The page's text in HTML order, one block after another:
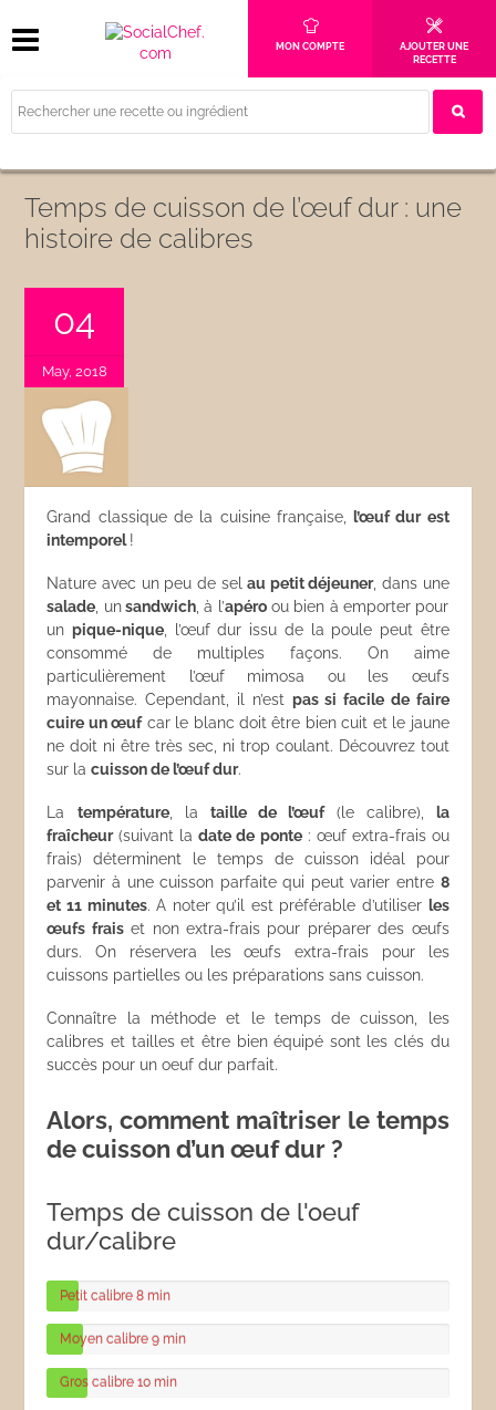
MON COMPTE
AJOUTER UNE
RECETTE
Temps de cuisson de l’œuf dur : une
histoire de calibres
04
May, 2018
Grand classique de la cuisine française,
l’œuf dur est
intemporel!
Nature avec un peu de selau petit déjeuner, dans une
salade , unsandwich , à l’apéroou bien à emporter pour
unpique-nique , l’œuf dur issu de la poule peut être
consommé de multiples façons. On aime
particulièrement l’œuf mimosa ou les œufs
mayonnaise. Cependant, il n’est pas si facile de faire
cuire un œufcar le blanc doit être bien cuit et le jaune
ne doit ni être très sec, ni trop coulant. Découvrez tout
sur lacuisson de l’œuf dur.
La température, la taille de l’œuf (le calibre),
la
fraîcheur(suivant ladate de ponte: œuf extra-frais ou
frais) déterminent le temps de cuisson idéal pour
parvenir à une cuisson parfaite qui peut varier entre 8
et 11 minutes. A noter qu’il est préférable d’utiliser les
œufs fraiset non extra-frais pour préparer des œufs
durs. On réservera les œufs extra-frais pour les
cuissons partielles ou les préparations sans cuisson.
Connaître la méthode et le temps de cuisson, les
calibres et tailles et être bien équipé sont les clés du
succès pour un oeuf dur parfait.
Alors, comment maîtriser le temps
de cuisson d’un œuf dur ?
Temps de cuisson de l'oeuf
dur/calibre
Petit calibre8 min
Moyen calibre9 min
Gros calibre10 min